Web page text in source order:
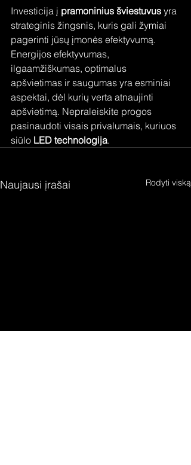
Investicija į pramoninius šviestuvus yra
strateginis žingsnis, kuris gali žymiai
pagerinti jūsų įmonės efektyvumą.
Energijos efektyvumas,
ilgaamžiškumas, optimalus
apšvietimas ir saugumas yra esminiai
aspektai, dėl kurių verta atnaujinti
apšvietimą. Nepraleiskite progos
pasinaudoti visais privalumais, kuriuos
siūlo LED technologija.
Naujausi įrašai Rodyti viską